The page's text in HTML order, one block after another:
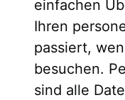
einfachen
Ihren
passiert,
besuchen.
sind alle